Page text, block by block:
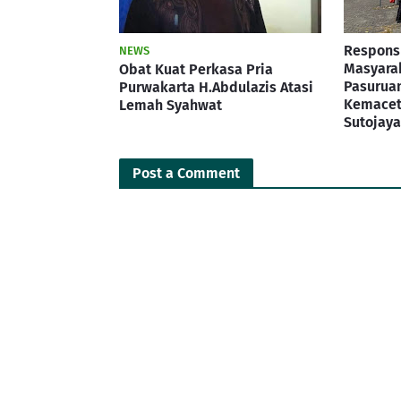
NEWS
Obat Kuat Perkasa Pria
Purwakarta H.Abdulazis Atasi
Lemah Syahwat
Post a Comment